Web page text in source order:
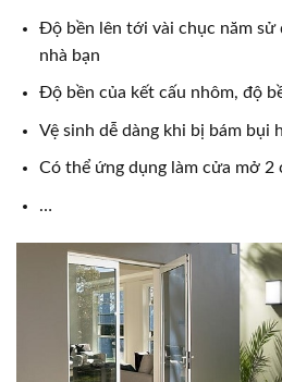
Độ bền lên tới vài chục năm sử
nhà bạn
Độ bền của kết cấu nhôm, độ
Vệ sinh dễ dàng khi bị bám bụi
Có thể ứng dụng làm cửa mở 2
…